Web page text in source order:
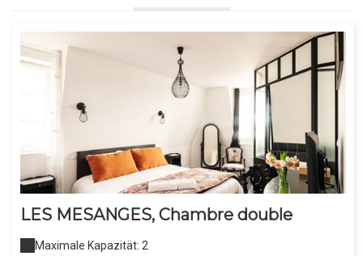
LES MESANGES, Chambre double
Maximale Kapazität: 2